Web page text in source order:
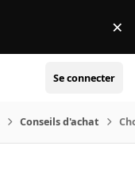
×
Se connecter
Conseils d'achat